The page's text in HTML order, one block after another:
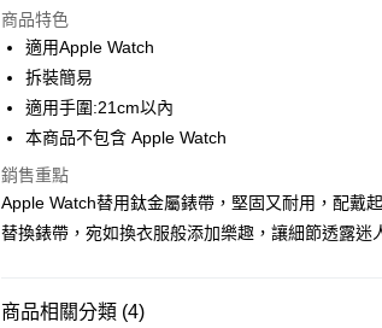
LINE Pay
Apple Pay
街口支付
悠遊付
Google Pay
商品特色
適用Apple Watch
拆裝簡易
適用手圍:21cm以內
本商品不包含 Apple Watch
銷售重點
Apple Watch替用鈦金屬錶帶，堅固又耐用，配戴
替換錶帶，宛如換衣服般添加樂趣，讓細節透露迷
商品相關分類 (4)